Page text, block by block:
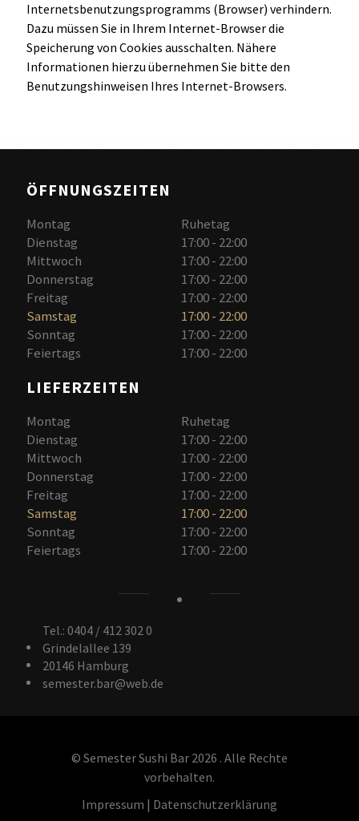
Internetsbenutzungsprogramms (Browser) verhindern.
Dazu müssen Sie in Ihrem Internet-Browser die
Speicherung von Cookies ausschalten. Nähere
Informationen hierzu übernehmen Sie bitte den
Benutzungshinweisen Ihres Internet-Browsers.
ÖFFNUNGSZEITEN
Montag
Ruhetag
Dienstag
17:00 - 22:00
Mittwoch
17:00 - 22:00
Donnerstag
17:00 - 22:00
Freitag
17:00 - 22:00
Samstag
17:00 - 22:00
Sonntag
17:00 - 22:00
Feiertags
17:00 - 22:00
LIEFERZEITEN
Montag
Ruhetag
Dienstag
17:00 - 22:00
Mittwoch
17:00 - 22:00
Donnerstag
17:00 - 22:00
Freitag
17:00 - 22:00
Samstag
17:00 - 22:00
Sonntag
17:00 - 22:00
Feiertags
17:00 - 22:00
Tel.: 0404 / 412 302 0
Grindelallee 139
20146 Hamburg
semester.bar@web.de
© Semester Sushi Bar 2026 . Alle Rechte
vorbehalten.
Impressum | Datenschutzerklärung